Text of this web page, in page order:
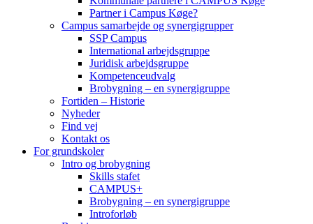
Partner i Campus Køge?
Campus samarbejde og synergigrupper
SSP Campus
International arbejdsgruppe
Juridisk arbejdsgruppe
Kompetenceudvalg
Brobygning – en synergigruppe
Fortiden – Historie
Nyheder
Find vej
Kontakt os
For grundskoler
Intro og brobygning
Skills stafet
CAMPUS+
Brobygning – en synergigruppe
Introforløb